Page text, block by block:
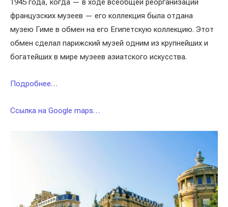
1945 года, когда — в ходе всеобщей реорганизации
французских музеев — его коллекция была отдана
музею Гиме в обмен на его Египетскую коллекцию. Этот
обмен сделал парижский музей одним из крупнейших и
богатейших в мире музеев азиатского искусства.
Подробнее…
Ссылка на Google maps…